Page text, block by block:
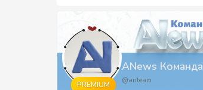
PREMIUM
ANews Команда
@anteam